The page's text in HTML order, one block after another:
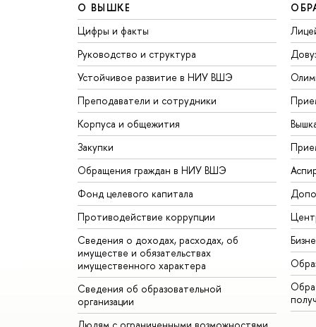
О ВЫШКЕ
Цифры и факты
Руководство и структура
Устойчивое развитие в НИУ ВШЭ
Преподаватели и сотрудники
Корпуса и общежития
Закупки
Обращения граждан в НИУ ВШЭ
Фонд целевого капитала
Противодействие коррупции
Сведения о доходах, расходах, об
имуществе и обязательствах
имущественного характера
Сведения об образовательной
организации